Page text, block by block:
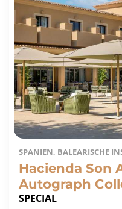
SPANIEN, BALEARISCHE
Hacienda Son
Autograph
SPECIAL